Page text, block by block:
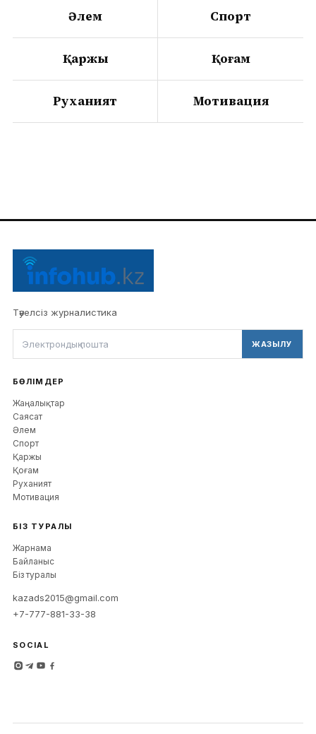
Әлем Спорт
Қаржы Қоғам
Руханият Мотивация
Тәуелсіз журналистика
ЖАЗЫЛУ
БӨЛІМДЕР
Жаңалықтар
Саясат
Әлем
Спорт
Қаржы
Қоғам
Руханият
Мотивация
БІЗ ТУРАЛЫ
Жарнама
Байланыс
Біз туралы
kazads2015@gmail.com
+7-777-881-33-38
SOCIAL